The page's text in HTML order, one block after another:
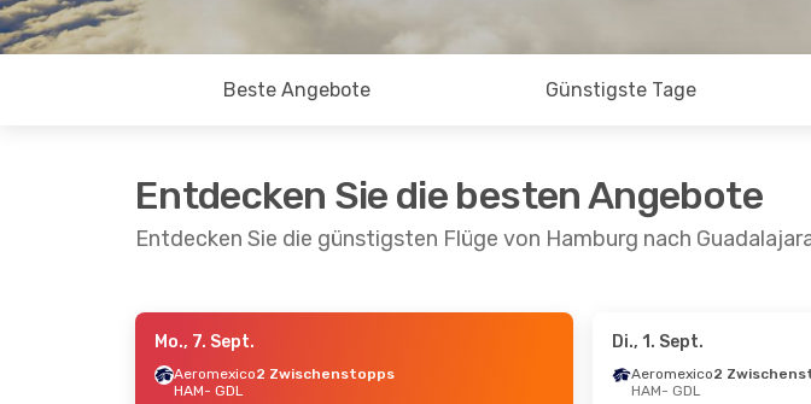
Beste Angebote Günstigste Tage
Entdecken Sie die besten Angebote
Entdecken Sie die günstigsten Flüge von Hamburg nach
- Mo., 24. Aug.
2 Zwischenstopps
2 Zwischenstopps
Mo., 7. Sept.
Aeromexico2 Zwischenstopps
HAM- GDL
Di., 1. Sept.
Aeromexico2
HAM- GDL